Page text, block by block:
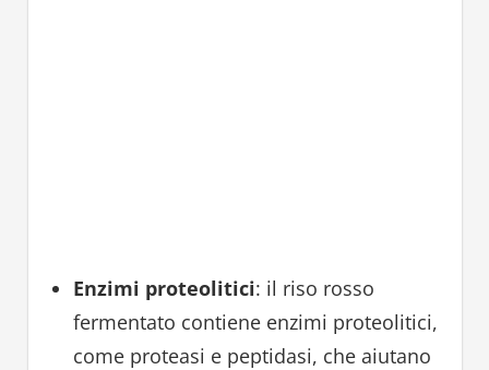
Enzimi proteolitici: il riso rosso
fermentato contiene enzimi proteolitici,
come proteasi e peptidasi, che aiutano